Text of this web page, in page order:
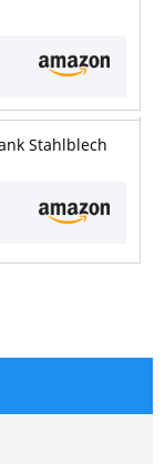
Stahlblech